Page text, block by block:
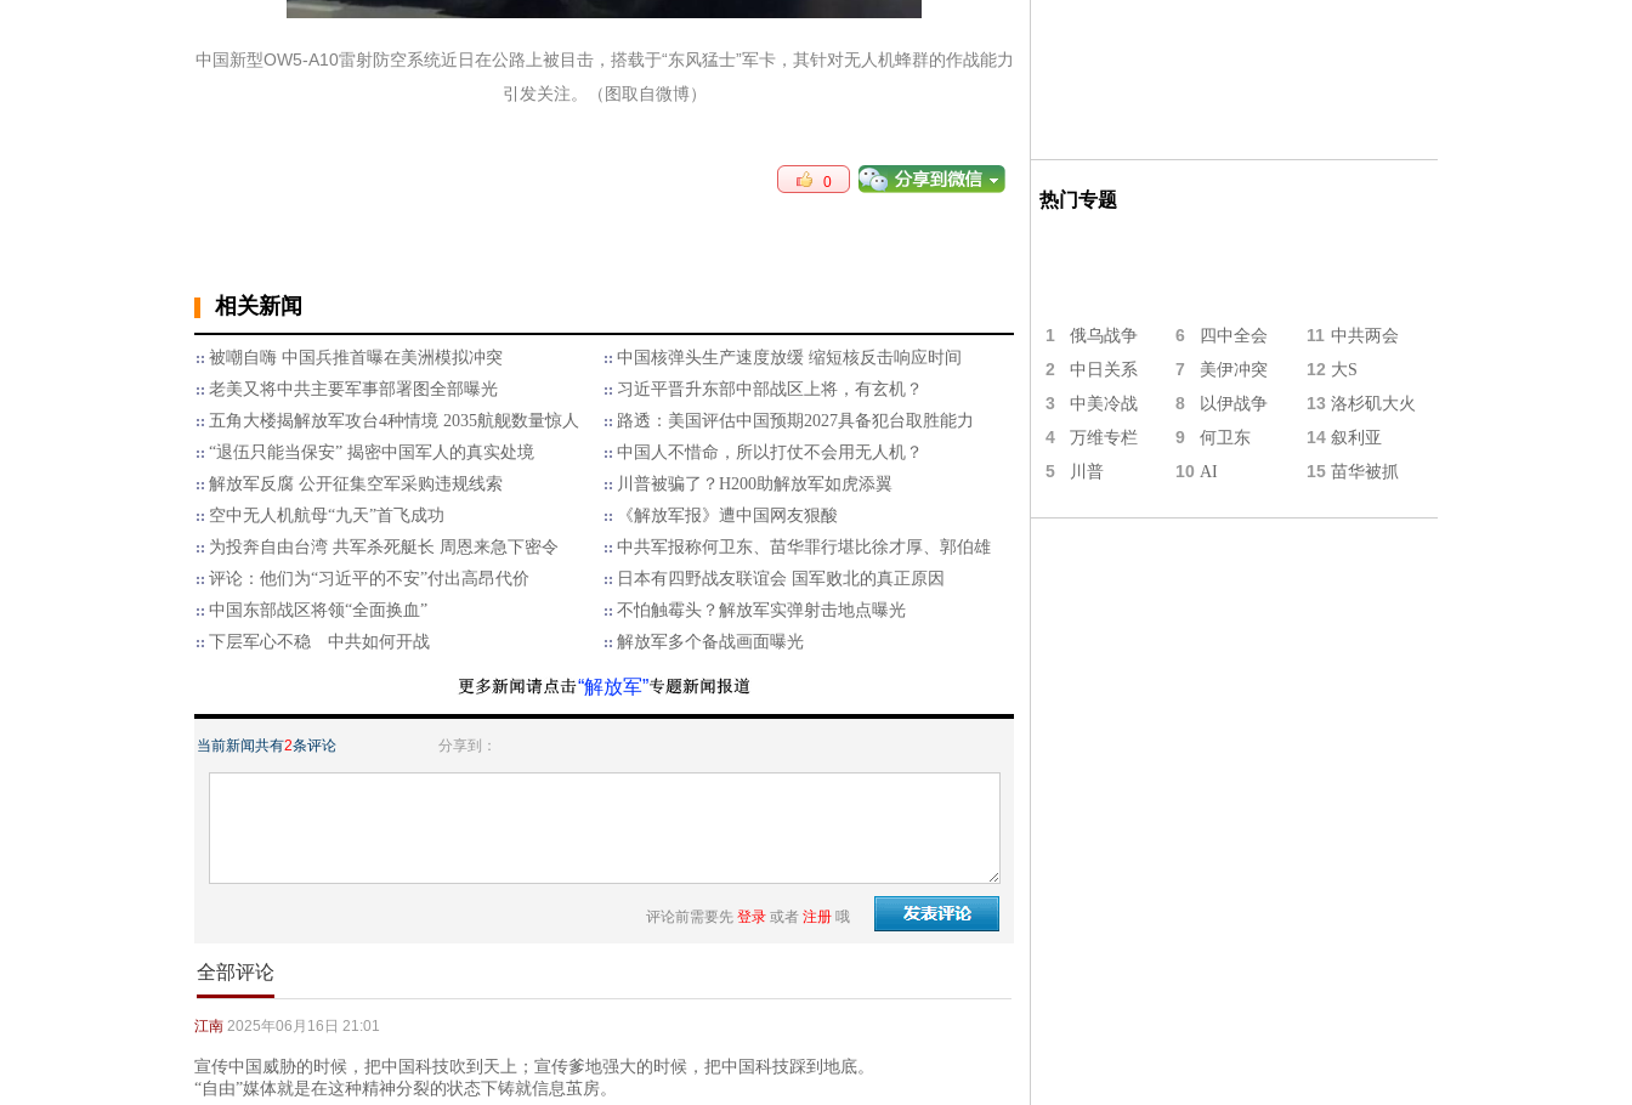
中国新型OW5-A10雷射防空系统近日在公路上被目击，搭载于“东风猛士”军卡，其针对无人机蜂群的作战能力
引发关注。（图取自微博）
0
相关新闻
被嘲自嗨 中国兵推首曝在美洲模拟冲突
中国核弹头生产速度放缓 缩短核反击响应时间
老美又将中共主要军事部署图全部曝光
习近平晋升东部中部战区上将，有玄机？
五角大楼揭解放军攻台4种情境 2035航舰数量惊人
路透：美国评估中国预期2027具备犯台取胜能力
“退伍只能当保安” 揭密中国军人的真实处境
中国人不惜命，所以打仗不会用无人机？
解放军反腐 公开征集空军采购违规线索
川普被骗了？H200助解放军如虎添翼
空中无人机航母“九天”首飞成功
《解放军报》遭中国网友狠酸
为投奔自由台湾 共军杀死艇长 周恩来急下密令
中共军报称何卫东、苗华罪行堪比徐才厚、郭伯雄
评论：他们为“习近平的不安”付出高昂代价
日本有四野战友联谊会 国军败北的真正原因
中国东部战区将领“全面换血”
不怕触霉头？解放军实弹射击地点曝光
下层军心不稳 中共如何开战
解放军多个备战画面曝光
“解放军”
当前新闻共有2条评论 分享到：
评论前需要先 登录 或者 注册 哦
全部评论
江南 2025年06月16日 21:01
宣传中国威胁的时候，把中国科技吹到天上；宣传爹地强大的时候，把中国科技踩到地底。
“自由”媒体就是在这种精神分裂的状态下铸就信息茧房。
热门专题
1 俄乌战争 6 四中全会 11 中共两会
2 中日关系 7 美伊冲突 12 大S
3 中美冷战 8 以伊战争 13 洛杉矶大火
4 万维专栏 9 何卫东 14 叙利亚
5 川普 10 AI 15 苗华被抓